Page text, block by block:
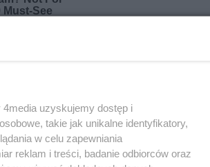
uzyskujemy dostęp i
takie jak unikalne identyfikatory,
w celu zapewniania
reklam i treści, badanie odbiorców oraz